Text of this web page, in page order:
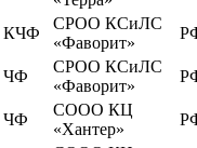
КЧФ
СРОО КСиЛС
«Фаворит»
ЧФ
СРОО КСиЛС
«Фаворит»
ЧФ
СООО КЦ
«Хантер»